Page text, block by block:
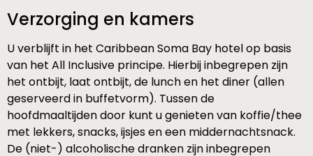
Verzorging en kamers
U verblijft in het Caribbean Soma Bay hotel op basis
van het All Inclusive principe. Hierbij inbegrepen zijn
het ontbijt, laat ontbijt, de lunch en het diner (allen
geserveerd in buffetvorm). Tussen de
hoofdmaaltijden door kunt u genieten van koffie/thee
met lekkers, snacks, ijsjes en een middernachtsnack.
De (niet-) alcoholische dranken zijn inbegrepen